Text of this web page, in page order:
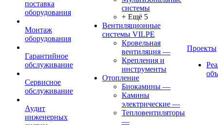
поставка
оборудования
Монтаж
оборудования
Гарантийное
обслуживание
Сервисное
обслуживание
Аудит
инженерных
системы
+ Ещё 5
Вентиляционные
системы VILPE
Кровельная
вентиляция —
Крепления и
инструменты
Отопление
Биокамины —
Камины
электрические —
Тепловентиляторы
—
Проекты